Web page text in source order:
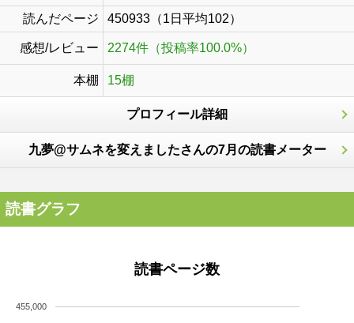
読んだページ
450933（1日平均102）
感想/レビュー 2274件（投稿率100.0%）
本棚 15棚
プロフィール詳細
九夢@サムネを変えましたさんの7月の読書メーター
読書グラフ
読書ページ数
455,000